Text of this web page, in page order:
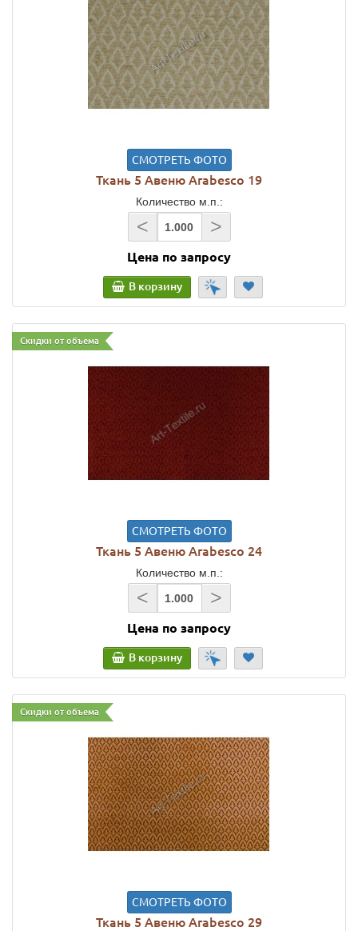
СМОТРЕТЬ ФОТО
Ткань 5 Авеню Arabesco 19
Количество м.п.:
< >
Цена по запросу
В корзину
Скидки от объема
СМОТРЕТЬ ФОТО
Ткань 5 Авеню Arabesco 24
Количество м.п.:
< >
Цена по запросу
В корзину
Скидки от объема
СМОТРЕТЬ ФОТО
Ткань 5 Авеню Arabesco 29